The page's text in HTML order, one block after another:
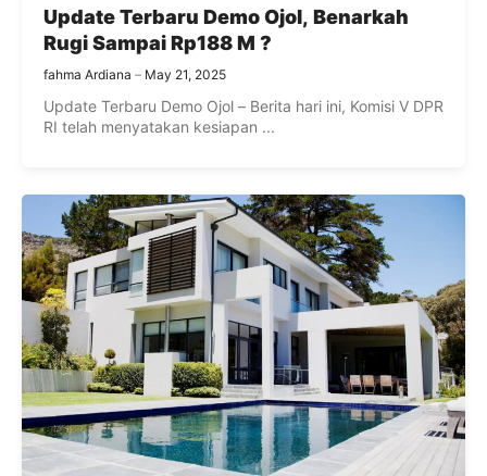
Update Terbaru Demo Ojol, Benarkah
Rugi Sampai Rp188 M ?
fahma Ardiana May 21, 2025
Update Terbaru Demo Ojol – Berita hari ini, Komisi V DPR
RI telah menyatakan kesiapan ...